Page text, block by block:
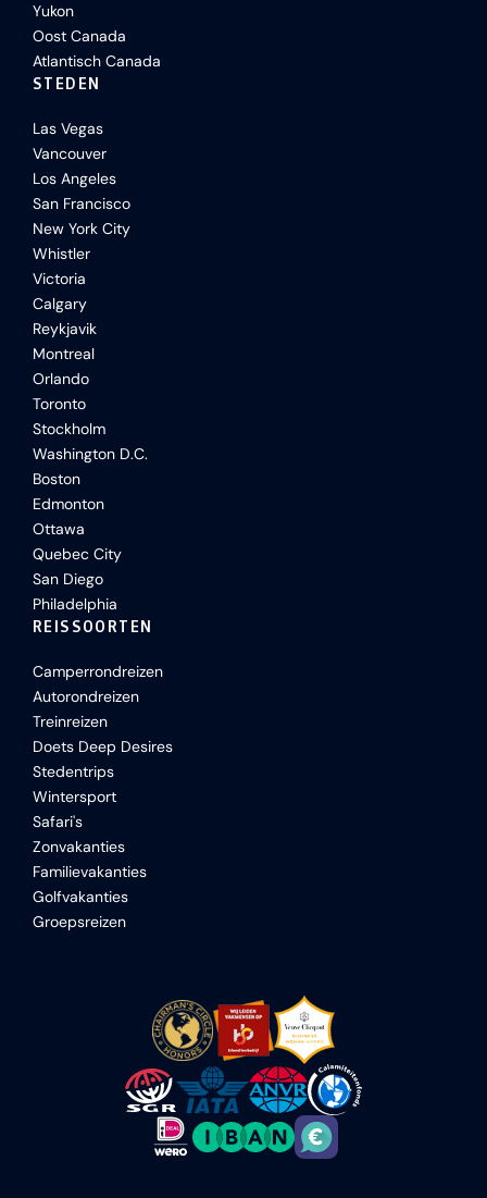
Yukon
Oost Canada
Atlantisch Canada
STEDEN
Las Vegas
Vancouver
Los Angeles
San Francisco
New York City
Whistler
Victoria
Calgary
Reykjavik
Montreal
Orlando
Toronto
Stockholm
Washington D.C.
Boston
Edmonton
Ottawa
Quebec City
San Diego
Philadelphia
REISSOORTEN
Camperrondreizen
Autorondreizen
Treinreizen
Doets Deep Desires
Stedentrips
Wintersport
Safari's
Zonvakanties
Familievakanties
Golfvakanties
Groepsreizen